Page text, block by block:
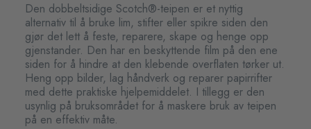
Den dobbeltsidige Scotch®-teipen er et nyttig
alternativ til å bruke lim, stifter eller spikre siden den
gjør det lett å feste, reparere, skape og henge opp
gjenstander. Den har en beskyttende film på den ene
siden for å hindre at den klebende overflaten tørker ut.
Heng opp bilder, lag håndverk og reparer papirrifter
med dette praktiske hjelpemiddelet. I tillegg er den
usynlig på bruksområdet for å maskere bruk av teipen
på en effektiv måte.